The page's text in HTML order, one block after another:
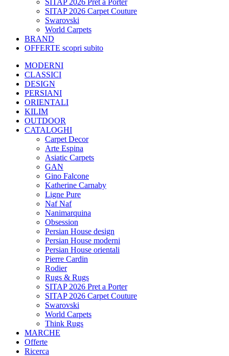
SITAP 2026 Pret a Porter
SITAP 2026 Carpet Couture
Swarovski
World Carpets
BRAND
OFFERTE scopri subito
MODERNI
CLASSICI
DESIGN
PERSIANI
ORIENTALI
KILIM
OUTDOOR
CATALOGHI
Carpet Decor
Arte Espina
Asiatic Carpets
GAN
Gino Falcone
Katherine Carnaby
Ligne Pure
Naf Naf
Nanimarquina
Obsession
Persian House design
Persian House moderni
Persian House orientali
Pierre Cardin
Rodier
Rugs & Rugs
SITAP 2026 Pret a Porter
SITAP 2026 Carpet Couture
Swarovski
World Carpets
Think Rugs
MARCHE
Offerte
Ricerca